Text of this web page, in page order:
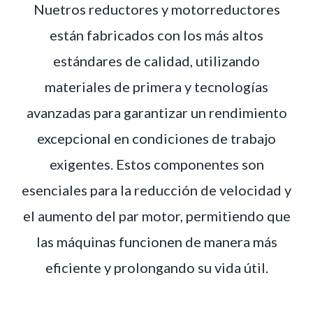
Nuetros reductores y motorreductores
están fabricados con los más altos
estándares de calidad, utilizando
materiales de primera y tecnologías
avanzadas para garantizar un rendimiento
excepcional en condiciones de trabajo
exigentes. Estos componentes son
esenciales para la reducción de velocidad y
el aumento del par motor, permitiendo que
las máquinas funcionen de manera más
eficiente y prolongando su vida útil.